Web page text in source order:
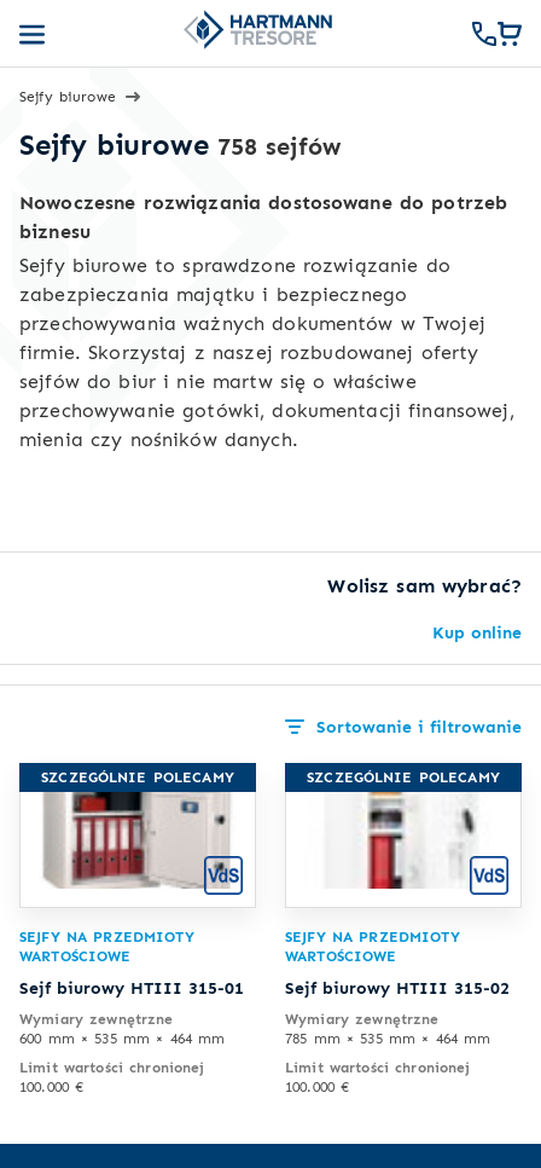
Sejfy biurowe
Sejfy biurowe 758 sejfów
Nowoczesne rozwiązania dostosowane do potrzeb
biznesu
Sejfy biurowe to sprawdzone rozwiązanie do
zabezpieczania majątku i bezpiecznego
przechowywania ważnych dokumentów w Twojej
firmie. Skorzystaj z naszej rozbudowanej oferty
sejfów do biur i nie martw się o właściwe
przechowywanie gotówki, dokumentacji finansowej,
mienia czy nośników danych.
Wolisz sam wybrać?
Kup online
Sortowanie i filtrowanie
SZCZEGÓLNIE POLECAMY
SEJFY NA PRZEDMIOTY
WARTOŚCIOWE
Sejf biurowy HTIII 315-01
Wymiary zewnętrzne
600 mm × 535 mm × 464 mm
Limit wartości chronionej
100.000 €
SZCZEGÓLNIE POLECAMY
SEJFY NA PRZEDMIOTY
WARTOŚCIOWE
Sejf biurowy HTIII 315-02
Wymiary zewnętrzne
785 mm × 535 mm × 464 mm
Limit wartości chronionej
100.000 €